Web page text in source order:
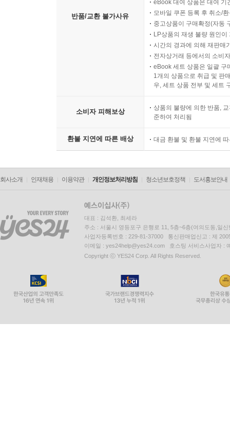
반품/교환 불가사유
eBook 대여 상품은 대여 기
모바일 쿠폰 등록 후 취소/
중고상품이 구매확정(자동
LP상품의 재생 불량 원인
시간의 경과에 의해 재판매
전자상거래 등에서의 소비
eBook 세트 상품은 일괄 구
1개의 상품으로 취급 및 판
우, 세트 상품 전부 및 세트
소비자 피해보상
상품의 불량에 의한 반품,
준하여 처리됨
환불 지연에 따른 배상 대금 환불 및 환불 지연에
회사소개 인재채용 이용약관 개인정보처리방침 청소년보호정책 도서홍보안내
대표 : 김석환, 최세라
주소 : 서울시 영등포구 은행로 11, 5층~6층(여의도동,일신
사업자등록번호 : 229-81-37000 통신판매업신고 : 제
이메일 : yes24help@yes24.com 호스팅 서비스사업자 :
Copyright ⓒ YES24 Corp. All Rights Reserved.